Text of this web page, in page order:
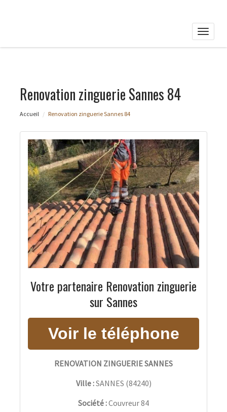
Toggle
Renovation zinguerie Sannes 84
Accueil Renovation zinguerie Sannes 84
Votre partenaire Renovation zinguerie
sur Sannes
RENOVATION ZINGUERIE SANNES
Ville :SANNES (84240)
Société :Couvreur 84